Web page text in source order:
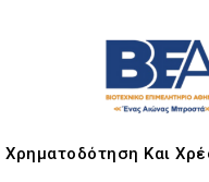
Χρηματοδότηση Και